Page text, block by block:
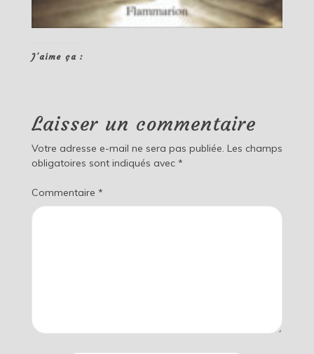
J’aime ça :
Laisser un commentaire
Votre adresse e-mail ne sera pas publiée. Les champs
obligatoires sont indiqués avec *
Commentaire *